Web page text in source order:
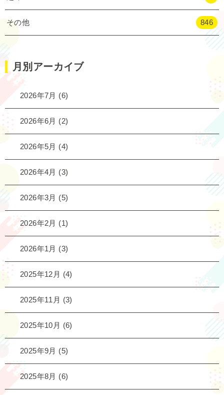
その他 846
月別アーカイブ
2026年7月 (6)
2026年6月 (2)
2026年5月 (4)
2026年4月 (3)
2026年3月 (5)
2026年2月 (1)
2026年1月 (3)
2025年12月 (4)
2025年11月 (3)
2025年10月 (6)
2025年9月 (5)
2025年8月 (6)